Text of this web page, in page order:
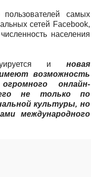
самых
сетей Facebook,
населения
и новая
возможность
онлайн-
не только по
культуры, но
международного